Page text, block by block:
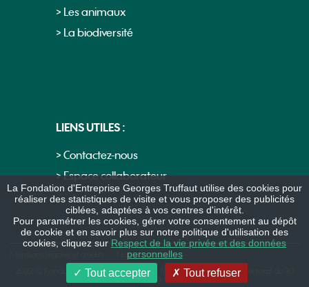
> Les animaux
> La biodiversité
LIENS UTILES :
> Contactez-nous
> Espace collaborateur
2022 © Fondation d’Entreprise Georges Truffaut selon arrêté préfectoral du 30
mars 2011
Nous contacter
La Fondation d'Entreprise Georges Truffaut utilise des cookies pour
réaliser des statistiques de visite et vous proposer des publicités
ciblées, adaptées à vos centres d'intérêt.
Pour paramétrer les cookies, gérer votre consentement au dépôt
de cookie et en savoir plus sur notre politique d'utilisation des
cookies, cliquez sur Respect de la vie privée et des données
personnelles
Tout accepter Tout refuser